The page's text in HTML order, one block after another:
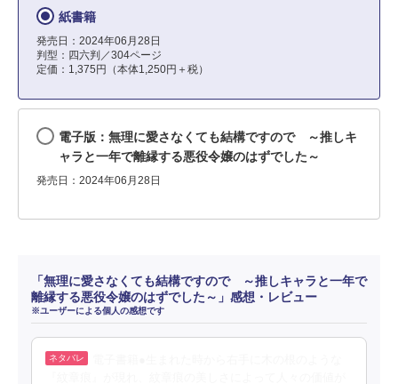
紙書籍
発売日：2024年06月28日
判型：四六判／304ページ
定価：1,375円（本体1,250円＋税）
電子版：無理に愛さなくても結構ですので ～推しキ
ャラと一年で離縁する悪役令嬢のはずでした～
発売日：2024年06月28日
「無理に愛さなくても結構ですので ～推しキャラと一年で
離縁する悪役令嬢のはずでした～」感想・レビュー
※ユーザーによる個人の感想です